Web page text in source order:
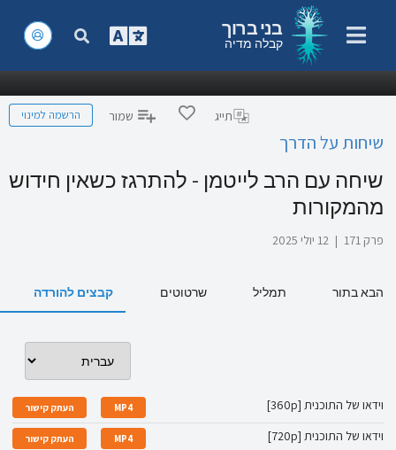
בני ברוך
קבלה מדיה
תייג שמור הרשמה למינוי
שיחות על הדרך
שיחה עם הרב לייטמן - להתרגז כשאין חידוש
מהמקורות
פרק 171 | 12 יולי 2025
הבא בתור תמליל שרטוטים קבצים להורדה
וידאו של התוכנית [360p] MP4 העתק קישור
וידאו של התוכנית [720p] MP4 העתק קישור